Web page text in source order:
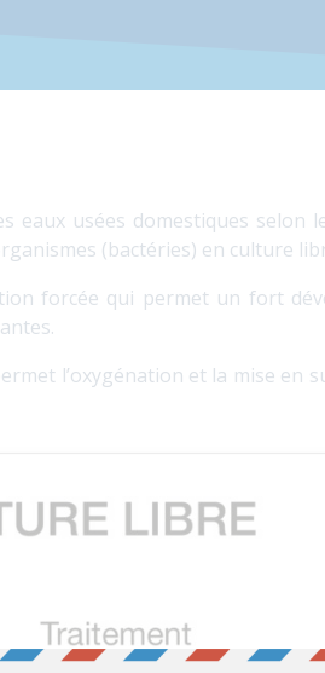
eaux usées domestiques selon
(bactéries) en culture
forcée qui permet un fort
l’oxygénation et la mise en